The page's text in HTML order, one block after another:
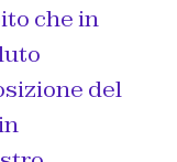
che in
del